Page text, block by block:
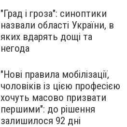
"Град і гроза": синоптики
назвали області України, в
яких вдарять дощі та
негода
"Нові правила мобілізації,
чоловіків із цією професією
хочуть масово призвати
першими": до рішення
залишилося 92 дні